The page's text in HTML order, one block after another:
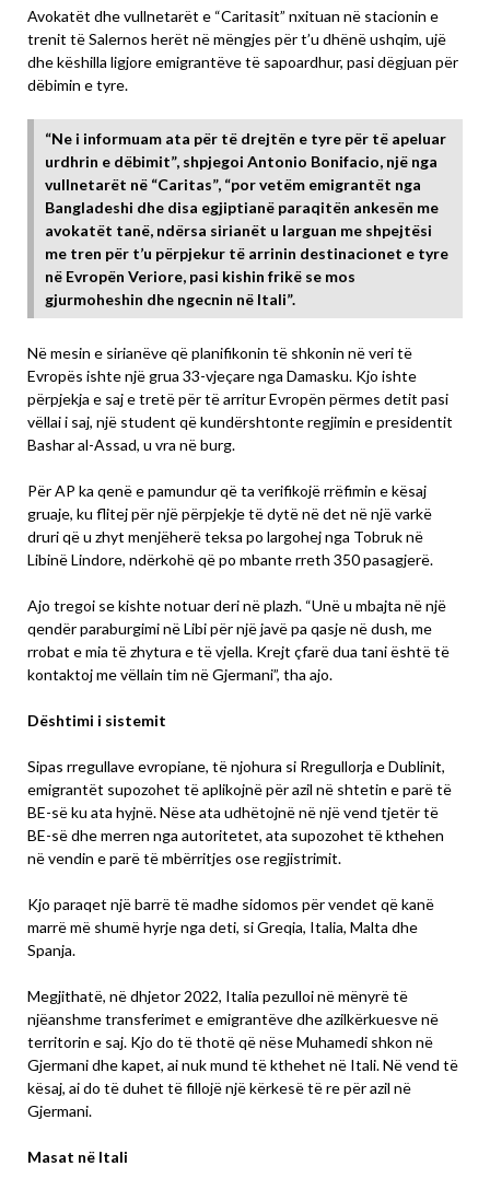
Avokatët dhe vullnetarët e “Caritasit” nxituan në stacionin e
trenit të Salernos herët në mëngjes për t’u dhënë ushqim, ujë
dhe këshilla ligjore emigrantëve të sapoardhur, pasi dëgjuan për
dëbimin e tyre.
“Ne i informuam ata për të drejtën e tyre për të apeluar
urdhrin e dëbimit”, shpjegoi Antonio Bonifacio, një nga
vullnetarët në “Caritas”, “por vetëm emigrantët nga
Bangladeshi dhe disa egjiptianë paraqitën ankesën me
avokatët tanë, ndërsa sirianët u larguan me shpejtësi
me tren për t’u përpjekur të arrinin destinacionet e tyre
në Evropën Veriore, pasi kishin frikë se mos
gjurmoheshin dhe ngecnin në Itali”.
Në mesin e sirianëve që planifikonin të shkonin në veri të
Evropës ishte një grua 33-vjeçare nga Damasku. Kjo ishte
përpjekja e saj e tretë për të arritur Evropën përmes detit pasi
vëllai i saj, një student që kundërshtonte regjimin e presidentit
Bashar al-Assad, u vra në burg.
Për AP ka qenë e pamundur që ta verifikojë rrëfimin e kësaj
gruaje, ku flitej për një përpjekje të dytë në det në një varkë
druri që u zhyt menjëherë teksa po largohej nga Tobruk në
Libinë Lindore, ndërkohë që po mbante rreth 350 pasagjerë.
Ajo tregoi se kishte notuar deri në plazh. “Unë u mbajta në një
qendër paraburgimi në Libi për një javë pa qasje në dush, me
rrobat e mia të zhytura e të vjella. Krejt çfarë dua tani është të
kontaktoj me vëllain tim në Gjermani”, tha ajo.
Dështimi i sistemit
Sipas rregullave evropiane, të njohura si Rregullorja e Dublinit,
emigrantët supozohet të aplikojnë për azil në shtetin e parë të
BE-së ku ata hyjnë. Nëse ata udhëtojnë në një vend tjetër të
BE-së dhe merren nga autoritetet, ata supozohet të kthehen
në vendin e parë të mbërritjes ose regjistrimit.
Kjo paraqet një barrë të madhe sidomos për vendet që kanë
marrë më shumë hyrje nga deti, si Greqia, Italia, Malta dhe
Spanja.
Megjithatë, në dhjetor 2022, Italia pezulloi në mënyrë të
njëanshme transferimet e emigrantëve dhe azilkërkuesve në
territorin e saj. Kjo do të thotë që nëse Muhamedi shkon në
Gjermani dhe kapet, ai nuk mund të kthehet në Itali. Në vend të
kësaj, ai do të duhet të fillojë një kërkesë të re për azil në
Gjermani.
Masat në Itali